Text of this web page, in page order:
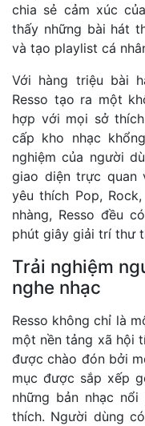
chia sẻ cảm xúc
thấy những bài hát
và tạo playlist cá
Với hàng triệu bài
Resso tạo ra một
hợp với mọi sở
cấp kho nhạc
nghiệm của người
giao diện trực quan
yêu thích Pop,
nhàng, Resso đều
phút giây giải trí thư
Trải nghiệm
nghe nhạc
Resso không chỉ là
một nền tảng xã hội
được chào đón bởi
mục được sắp xếp
những bản nhạc
thích. Người dùng